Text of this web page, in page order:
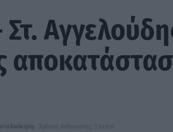
Χρόνος Ανάγνωσης: 1 λεπτό